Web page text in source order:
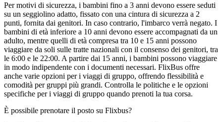
Per motivi di sicurezza, i bambini fino a 3 anni devono essere seduti
su un seggiolino adatto, fissato con una cintura di sicurezza a 2
punti, fornita dai genitori. In caso contrario, l'imbarco verrà negato. I
bambini di età inferiore a 10 anni devono essere accompagnati da un
adulto, mentre quelli di età compresa tra 10 e 15 anni possono
viaggiare da soli sulle tratte nazionali con il consenso dei genitori, tra
le 6:00 e le 22:00. A partire dai 15 anni, i bambini possono viaggiare
in modo indipendente con i documenti necessari. FlixBus offre
anche varie opzioni per i viaggi di gruppo, offrendo flessibilità e
comodità per gruppi più grandi. Controlla le politiche e le opzioni
specifiche per i viaggi di gruppo quando prenoti la tua corsa.
È possibile prenotare il posto su Flixbus?